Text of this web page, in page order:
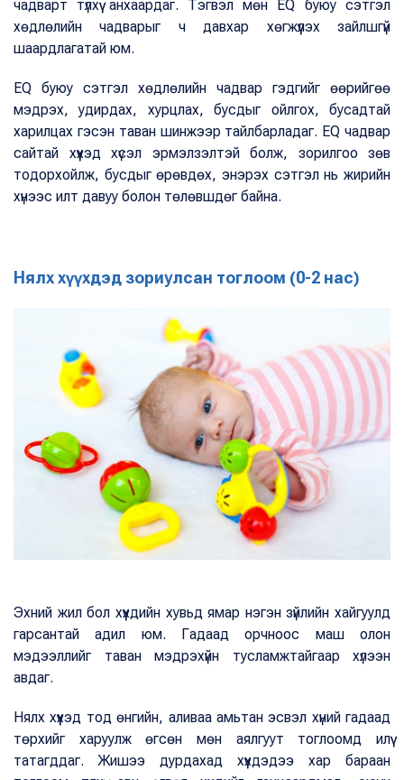
чадварт түлхүү анхаардаг. Тэгвэл мөн EQ буюу сэтгэл
хөдлөлийн чадварыг ч давхар хөгжүүлэх зайлшгүй
шаардлагатай юм.
EQ буюу сэтгэл хөдлөлийн чадвар гэдгийг өөрийгөө
мэдрэх, удирдах, хурцлах, бусдыг ойлгох, бусадтай
харилцах гэсэн таван шинжээр тайлбарладаг. EQ чадвар
сайтай хүүхэд хүсэл эрмэлзэлтэй болж, зорилгоо зөв
тодорхойлж, бусдыг өрөвдөх, энэрэх сэтгэл нь жирийн
хүнээс илт давуу болон төлөвшдөг байна.
Нялх хүүхдэд зориулсан тоглоом (0-2 нас)
Эхний жил бол хүүхдийн хувьд ямар нэгэн зүйлийн хайгуулд
гарсантай адил юм. Гадаад орчноос маш олон
мэдээллийг таван мэдрэхүйн тусламжтайгаар хүлээн
авдаг.
Нялх хүүхэд тод өнгийн, аливаа амьтан эсвэл хүний гадаад
төрхийг харуулж өгсөн мөн аялгуут тоглоомд илүү
татагддаг. Жишээ дурдахад хүүхдэдээ хар бараан